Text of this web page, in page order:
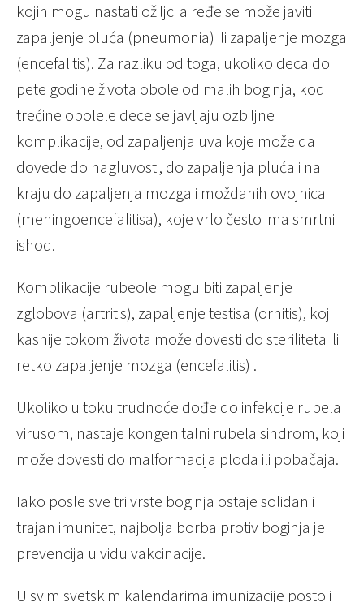
kojih mogu nastati ožiljci a ređe se može javiti
zapaljenje pluća (pneumonia) ili zapaljenje mozga
(encefalitis). Za razliku od toga, ukoliko deca do
pete godine života obole od malih boginja, kod
trećine obolele dece se javljaju ozbiljne
komplikacije, od zapaljenja uva koje može da
dovede do nagluvosti, do zapaljenja pluća i na
kraju do zapaljenja mozga i moždanih ovojnica
(meningoencefalitisa), koje vrlo često ima smrtni
ishod.
Komplikacije rubeole mogu biti zapaljenje
zglobova (artritis), zapaljenje testisa (orhitis), koji
kasnije tokom života može dovesti do steriliteta ili
retko zapaljenje mozga (encefalitis) .
Ukoliko u toku trudnoće dođe do infekcije rubela
virusom, nastaje kongenitalni rubela sindrom, koji
može dovesti do malformacija ploda ili pobačaja.
Iako posle sve tri vrste boginja ostaje solidan i
trajan imunitet, najbolja borba protiv boginja je
prevencija u vidu vakcinacije.
U svim svetskim kalendarima imunizacije postoji